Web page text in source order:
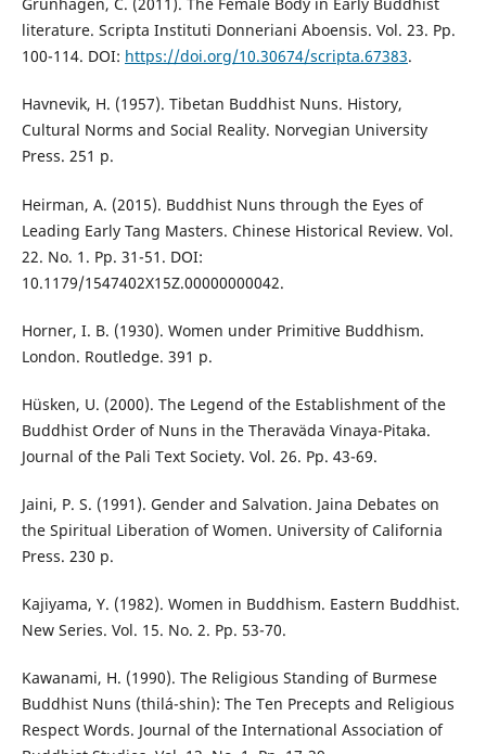
Grünhagen, C. (2011). The Female Body in Early Buddhist
literature. Scripta Instituti Donneriani Aboensis. Vol. 23. Pp.
100-114. DOI: https://doi.org/10.30674/scripta.67383.
Havnevik, H. (1957). Tibetan Buddhist Nuns. History,
Cultural Norms and Social Reality. Norvegian University
Press. 251 p.
Heirman, A. (2015). Buddhist Nuns through the Eyes of
Leading Early Tang Masters. Chinese Historical Review. Vol.
22. No. 1. Pp. 31-51. DOI:
10.1179/1547402X15Z.00000000042.
Horner, I. B. (1930). Women under Primitive Buddhism.
London. Routledge. 391 p.
Hüsken, U. (2000). The Legend of the Establishment of the
Buddhist Order of Nuns in the Theraväda Vinaya-Pitaka.
Journal of the Pali Text Society. Vol. 26. Pp. 43-69.
Jaini, P. S. (1991). Gender and Salvation. Jaina Debates on
the Spiritual Liberation of Women. University of California
Press. 230 p.
Kajiyama, Y. (1982). Women in Buddhism. Eastern Buddhist.
New Series. Vol. 15. No. 2. Pp. 53-70.
Kawanami, H. (1990). The Religious Standing of Burmese
Buddhist Nuns (thilá-shin): The Ten Precepts and Religious
Respect Words. Journal of the International Association of